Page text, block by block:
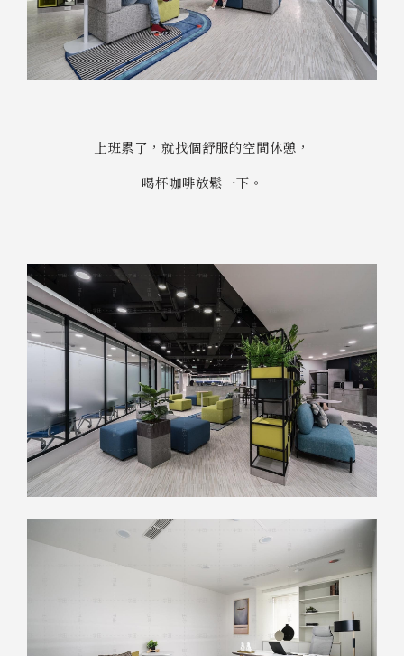
上班累了，就找個舒服的空間休憩，
喝杯咖啡放鬆一下。